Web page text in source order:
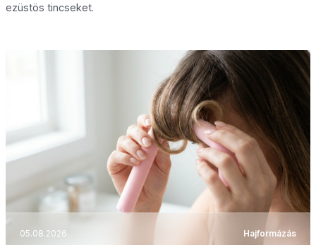
ezüstös tincseket.
05.08.2026 Hajformázás